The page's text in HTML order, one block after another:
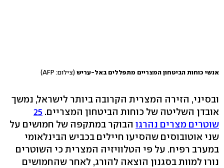
אנשי כוחות הביטחון המצריים מתפללים באל-עריש (צילום: AFP)
ובסיני, הזירה המצרית הקרובה ביותר לישראל, נמשך
אובדן השליטה של כוחות הביטחון המצריים. 25
שוטרים מצרים נהרגו הבוקר במתקפה של חמושים על
שני אוטובוסים שהסיעו חיילים בכביש הבינלאומי
במערב רפיח. על פי הטלוויזיה המצרית כי השוטרים
נורו למוות בסגנון הוצאה להורג, לאחר שהחמושים